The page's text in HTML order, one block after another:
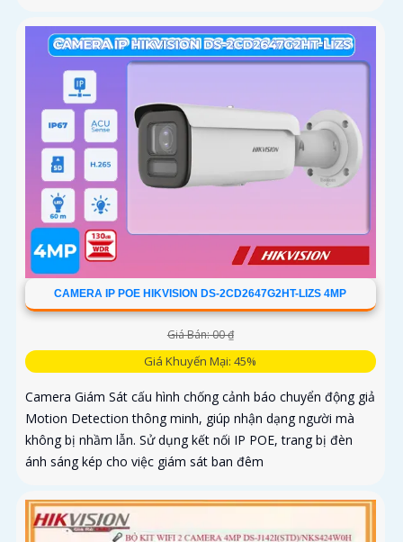
CAMERA IP POE HIKVISION DS-2CD2647G2HT-LIZS 4MP
Giá Bán: 00 ₫
Giá Khuyến Mại: 45%
Camera Giám Sát cấu hình chống cảnh báo chuyển động giả
Motion Detection thông minh, giúp nhận dạng người mà
không bị nhầm lẫn. Sử dụng kết nối IP POE, trang bị đèn
ánh sáng kép cho việc giám sát ban đêm